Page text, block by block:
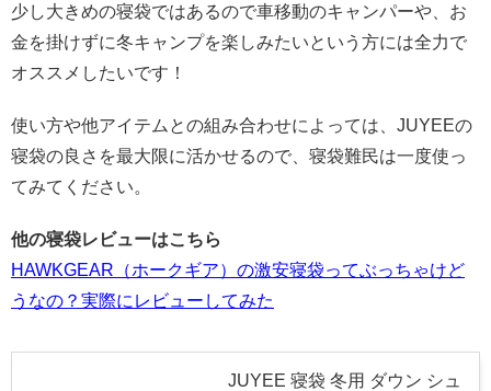
少し大きめの寝袋ではあるので車移動のキャンパーや、お
金を掛けずに冬キャンプを楽しみたいという方には全力で
オススメしたいです！
使い方や他アイテムとの組み合わせによっては、JUYEEの
寝袋の良さを最大限に活かせるので、寝袋難民は一度使っ
てみてください。
他の寝袋レビューはこちら
HAWKGEAR（ホークギア）の激安寝袋ってぶっちゃけど
うなの？実際にレビューしてみた
JUYEE 寝袋 冬用 ダウン シュ